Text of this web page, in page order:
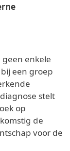
enkele
een groep
stelt
op
de
voor de